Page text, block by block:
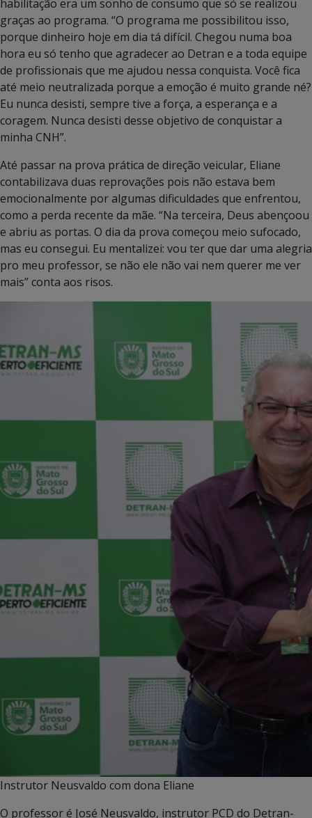
habilitação era um sonho de consumo que só se realizou
graças ao programa. “O programa me possibilitou isso,
porque dinheiro hoje em dia tá difícil. Chegou numa boa
hora eu só tenho que agradecer ao Detran e a toda equipe
de profissionais que me ajudou nessa conquista. Você fica
até meio neutralizada porque a emoção é muito grande né?
Eu nunca desisti, sempre tive a força, a esperança e a
coragem. Nunca desisti desse objetivo de conquistar a
minha CNH”.
Até passar na prova prática de direção veicular, Eliane
contabilizava duas reprovações pois não estava bem
emocionalmente por algumas dificuldades que enfrentou,
como a perda recente da mãe. “Na terceira, Deus abençoou
e abriu as portas. O dia da prova começou meio sufocado,
mas eu consegui. Eu mentalizei: vou ter que dar uma alegria
pro meu professor, se não ele não vai nem querer me ver
mais” conta aos risos.
Instrutor Neusvaldo com dona Eliane
O professor é José Neusvaldo, instrutor PCD do Detran-